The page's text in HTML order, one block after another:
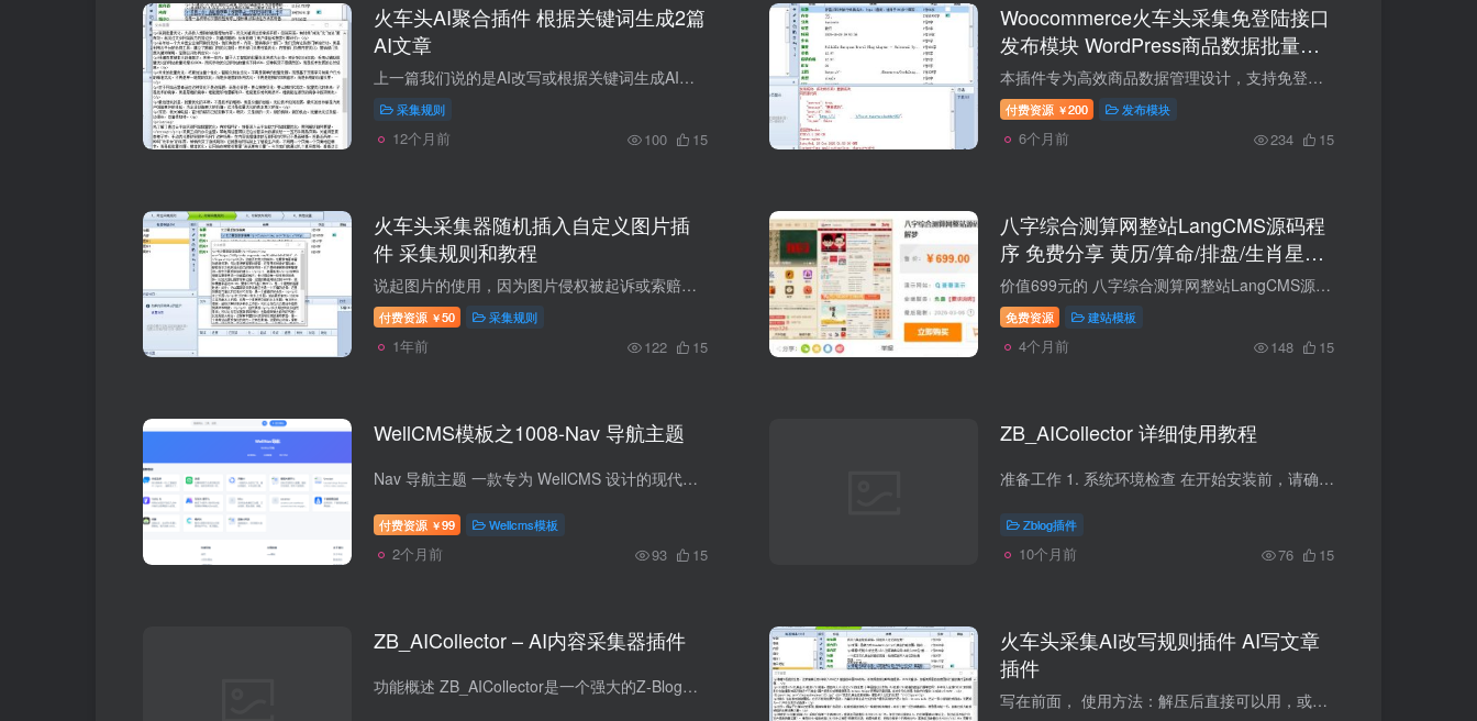
火车头AI聚合插件 根据关键词生成2篇
AI文章
上一篇我们说的是AI改写或根据关键词生成AI文章，这类工具网上比比皆是，参差不齐，但真正好用的工具谁又会拿出来卖呢。 今天我们来讲一个不同的逻辑，用一个关键词，生成两个不同的标题，然后...
采集规则
12个月前 100 15
Woocommerce火车头采集免登陆接口
发布模块 WordPress商品数据批量上
传更新
本插件专为高效商品数据管理设计，支持免登发布商品、自动查重（基于SKU）、智能建立多级网站分类与选项变量（默认使用任意变量），并自动远程图片侧载至本地媒体库 + 重复检测。同时，支持多属...
付费资源 ￥200 发布模块
6个月前 234 15
火车头采集器随机插入自定义图片插
件 采集规则和教程
说起图片的使用，因为图片侵权被起诉或索赔的站长们应该深有体会。 那么我们在用火车头采集文章就不要去采集他的原始配图了，直接把图片和一些没用的标签都过滤掉，配一下无版权或自己用ai生成...
付费资源 ￥50 采集规则
1年前 122 15
八字综合测算网整站LangCMS源码程
序 免费分享 黄历/算命/排盘/生肖星座/
日历网/周公解梦/灵签
价值699元的 八字综合测算网整站LangCMS源码程序/黄历/灵签/排盘/算命/生肖星座/日历网/周公解梦 免费分享 网站功能分类： 八字：八字测算；日干论命；称骨论命；三世财运；流年运势；八字简批...
免费资源 建站模板
4个月前 148 15
WellCMS模板之1008-Nav 导航主题
Nav 导航主题 一款专为 WellCMS 设计的现代导航网站主题，参考 OneNav 设计风格，适合搭建导航站、工具站、资源站。 主题特色 🎨 现代化设计 简洁清爽的界面风格 卡片式网站展示布局 响应式设计...
付费资源 ￥99 Wellcms模板
2个月前 93 15
ZB_AICollector 详细使用教程
准备工作 1. 系统环境检查 在开始安装前，请确保您的服务器环境满足以下要求： - PHP版本：7.4或更高 - Z-Blog版本：1.7或更高 - 数据库：MySQL 5.0或更高 - PHP扩展：cURL、JSON、MBString - ...
Zblog插件
10个月前 76 15
ZB_AICollector – AI内容采集器插件
功能概述 ZB_AICollector是一个强大的Z-Blog插件，专为自动化内容采集、AI处理和发布而设计。它能够从指定网站采集内容，使用AI进行智能改写，并自动发布到您的博客系统。 主要功能 1. 内容采集...
火车头采集AI改写规则插件 AI写文章
插件
写在前面， 使用方法：解压后直接可以用，或者导出采集规则，然后导入到自己的火车头上。 选中任务-右键-导出-导出格式是 .ljobx文件， 打开自己的火车头，在文件夹上点击右键-导入-选择 已经导...